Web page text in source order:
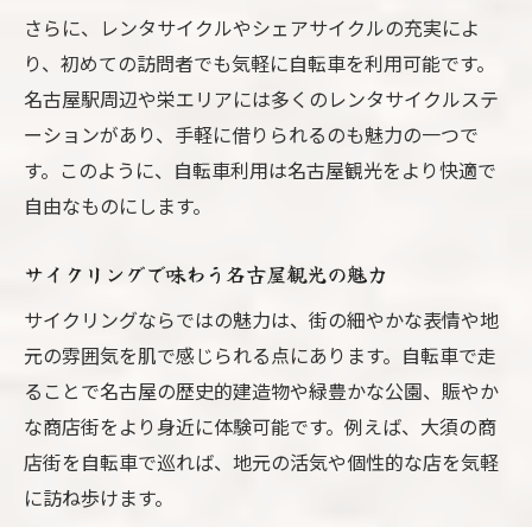
び
効率的に巡る名古屋観光おすすめルート
名古屋観光スポットを自転車で回る方法
サイクリングロード活用で名古屋観光を満
喫
う
チャリ利用で楽しむ観光の魅力とは
名古屋観光でチャリ利用が人気な理由とは
自転車移動が変える名古屋観光の楽しみ方
気軽に始める名古屋観光とチャリ体験
名古屋観光を自由に楽しむチャリの活用術
サイクリングで広がる名古屋観光の可能性
さらに、レンタサイクルやシェアサイクルの充実によ
り、初めての訪問者でも気軽に自転車を利用可能です。
名古屋駅周辺や栄エリアには多くのレンタサイクルステ
ーションがあり、手軽に借りられるのも魅力の一つで
す。このように、自転車利用は名古屋観光をより快適で
自由なものにします。
サイクリングで味わう名古屋観光の魅力
サイクリングならではの魅力は、街の細やかな表情や地
元の雰囲気を肌で感じられる点にあります。自転車で走
ることで名古屋の歴史的建造物や緑豊かな公園、賑やか
な商店街をより身近に体験可能です。例えば、大須の商
店街を自転車で巡れば、地元の活気や個性的な店を気軽
に訪ね歩けます。